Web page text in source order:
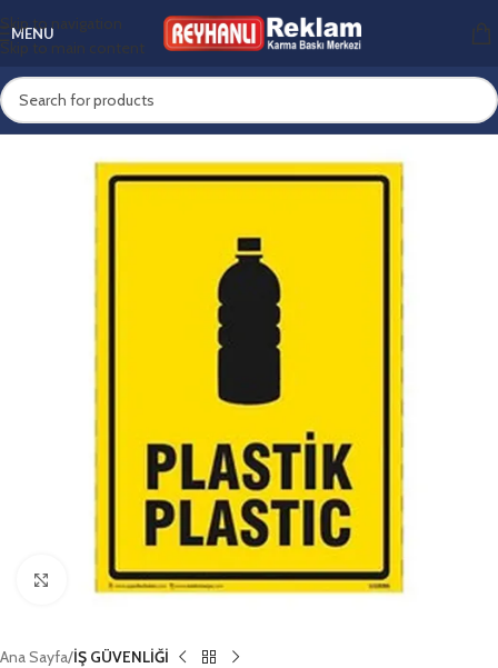
Skip to navigation
Skip to main content
MENU
Click to enlarge
Ana Sayfa İŞ GÜVENLİĞİ